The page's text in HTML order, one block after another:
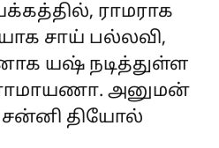
ராமராக
சாய் பல்லவி,
யஷ் நடித்துள்ள
அனுமன்
சன்னி தியோல்